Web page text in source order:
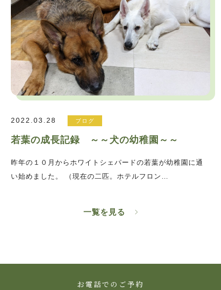
2022.03.28 ブログ
若葉の成長記録 ～～犬の幼稚園～～
昨年の１０月からホワイトシェパードの若葉が幼稚園に通
い始めました。 （現在の二匹。ホテルフロン…
一覧を見る
お電話でのご予約